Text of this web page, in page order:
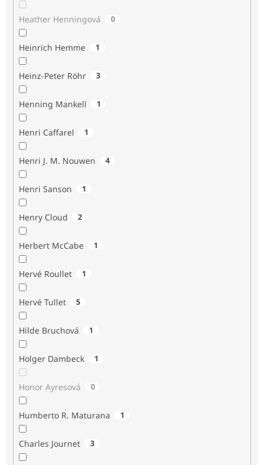
Heather Henningová 0
Heinrich Hemme 1
Heinz-Peter Röhr 3
Henning Mankell 1
Henri Caffarel 1
Henri J. M. Nouwen 4
Henri Sanson 1
Henry Cloud 2
Herbert McCabe 1
Hervé Roullet 1
Hervé Tullet 5
Hilde Bruchová 1
Holger Dambeck 1
Honor Ayresová 0
Humberto R. Maturana 1
Charles Journet 3